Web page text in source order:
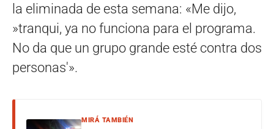
la eliminada de esta semana: «Me dijo,
»tranqui, ya no funciona para el programa.
No da que un grupo grande esté contra dos
personas'».
MIRÁ TAMBIÉN